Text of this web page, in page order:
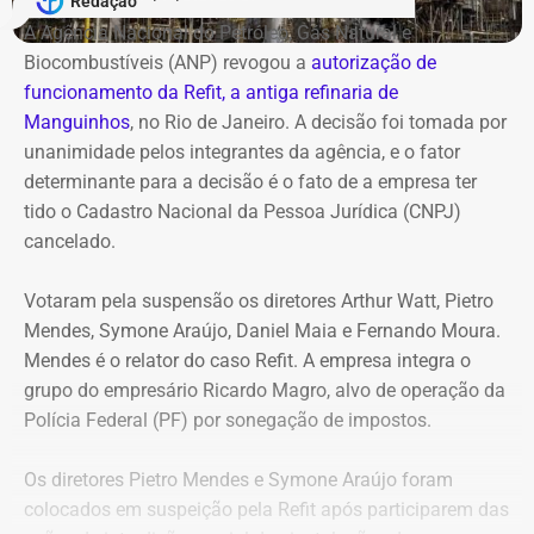
Antonio Rueda declara Mercedes de
R$ 2,35 milhões
Entre os bens declarados também estão um Mercedes-
Benz AMG G63, avaliado em R$ 2,35 milhões, um
Volkswagen Passat de R$ 115 mil, R$ 709 mil em “bens
móveis de uso pessoal” e R$ 35 mil em dinheiro em
espécie.
A Agência Nacional do Petróleo, Gás Natural e
Biocombustíveis (ANP) revogou a autorização de
funcionamento da Refit, a antiga refinaria de
Manguinhos, no Rio de Janeiro. A decisão foi tomada por
unanimidade pelos integrantes da agência, e o fator
determinante para a decisão é o fato de a empresa ter
tido o Cadastro Nacional da Pessoa Jurídica (CNPJ)
cancelado.
Votaram pela suspensão os diretores Arthur Watt, Pietro
Mendes, Symone Araújo, Daniel Maia e Fernando Moura.
Mendes é o relator do caso Refit. A empresa integra o
grupo do empresário Ricardo Magro, alvo de operação da
Polícia Federal (PF) por sonegação de impostos.
Os diretores Pietro Mendes e Symone Araújo foram
colocados em suspeição pela Refit após participarem das